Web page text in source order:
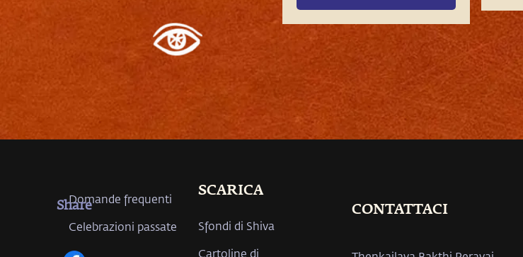
Share
Domande frequenti
Celebrazioni passate
SCARICA
Sfondi di Shiva
Cartoline di
CONTATTACI